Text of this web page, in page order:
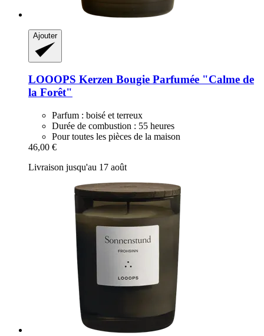
Ajouter
LOOOPS Kerzen Bougie Parfumée "Calme de
la Forêt"
Parfum : boisé et terreux
Durée de combustion : 55 heures
Pour toutes les pièces de la maison
46,00 €
Livraison jusqu'au 17 août